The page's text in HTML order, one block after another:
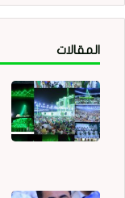
المقالات